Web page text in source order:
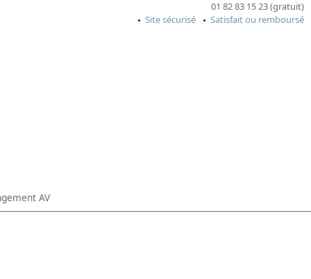
01 82 83 15 23 (gratuit)
Site sécurisé
Satisfait ou remboursé
AV